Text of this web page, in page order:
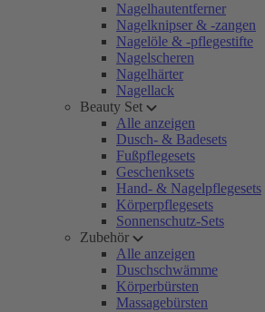
Nagelhautentferner
Nagelknipser & -zangen
Nagelöle & -pflegestifte
Nagelscheren
Nagelhärter
Nagellack
Beauty Set
Alle anzeigen
Dusch- & Badesets
Fußpflegesets
Geschenksets
Hand- & Nagelpflegesets
Körperpflegesets
Sonnenschutz-Sets
Zubehör
Alle anzeigen
Duschschwämme
Körperbürsten
Massagebürsten